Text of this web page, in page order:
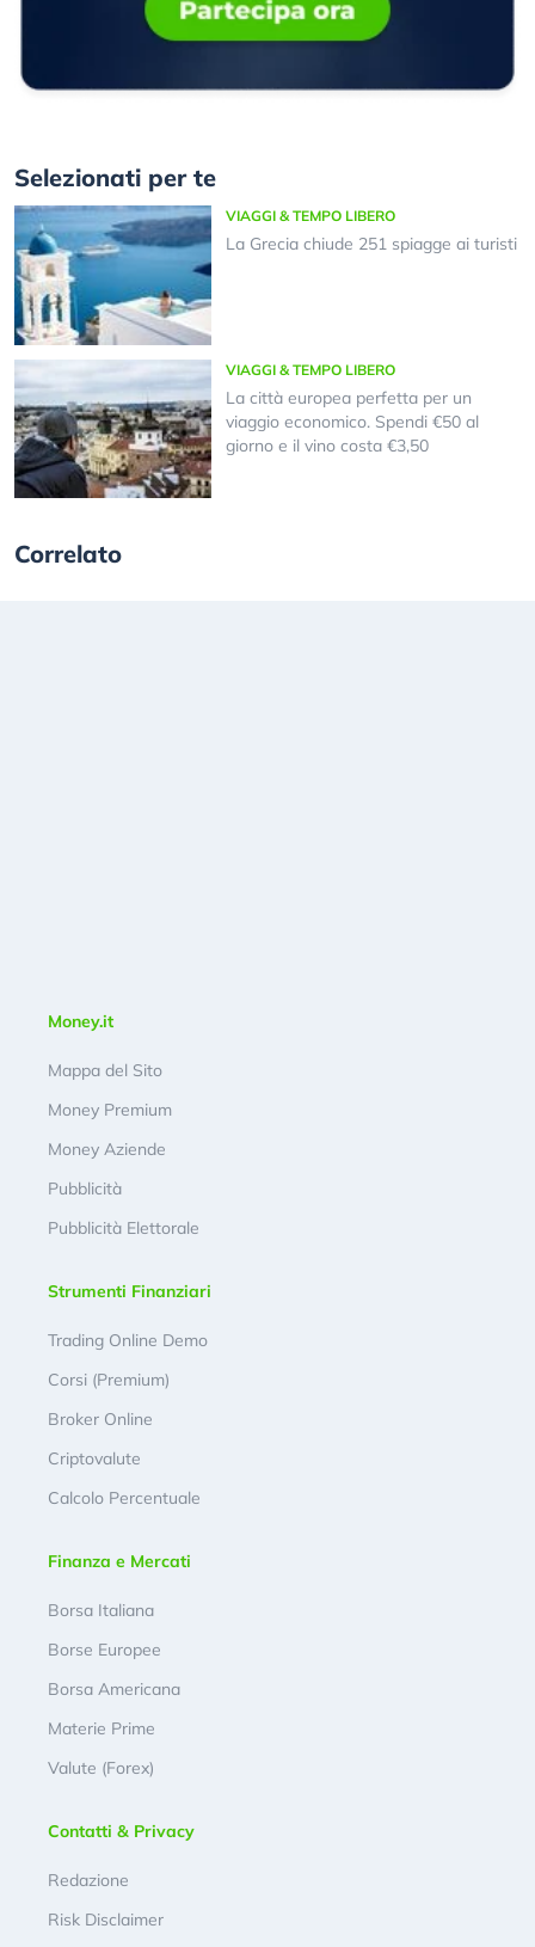
Selezionati per te
VIAGGI & TEMPO LIBERO
La Grecia chiude 251 spiagge ai turisti
VIAGGI & TEMPO LIBERO
La città europea perfetta per un
viaggio economico. Spendi €50 al
giorno e il vino costa €3,50
Correlato
Money.it
Mappa del Sito
Money Premium
Money Aziende
Pubblicità
Pubblicità Elettorale
Strumenti Finanziari
Trading Online Demo
Corsi (Premium)
Broker Online
Criptovalute
Calcolo Percentuale
Finanza e Mercati
Borsa Italiana
Borse Europee
Borsa Americana
Materie Prime
Valute (Forex)
Contatti & Privacy
Redazione
Risk Disclaimer